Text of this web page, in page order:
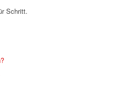
Schritt.